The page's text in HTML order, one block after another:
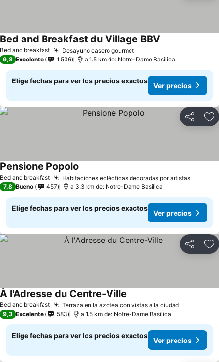
Bed and breakfast Desayuno casero gourmetVer precios
Bed and Breakfast du Village BBV
9,8 Excelente 1.536 a 1.5 km de: Notre-Dame Basilica
Elige fechas para ver los precios exactos
Ver precios
Compartir
Bed and breakfast Habitaciones eclécticas decoradas por artistasVer
Pensione Popolo
7,8 Bueno 457 a 3.3 km de: Notre-Dame Basilica
Elige fechas para ver los precios exactos
Ver precios
Compartir
Bed and breakfast Terraza en la azotea con vistas a la ciudadVer
À l'Adresse du Centre-Ville
9,3 Excelente 583 a 1.5 km de: Notre-Dame Basilica
Elige fechas para ver los precios exactos
Ver precios